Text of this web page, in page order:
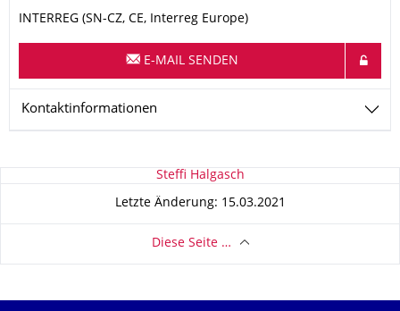
INTERREG (SN-CZ, CE, Interreg Europe)
E-MAIL SENDEN
Kontaktinformationen
Zu dieser Seite Steffi Halgasch
Letzte Änderung: 15.03.2021
Diese Seite …